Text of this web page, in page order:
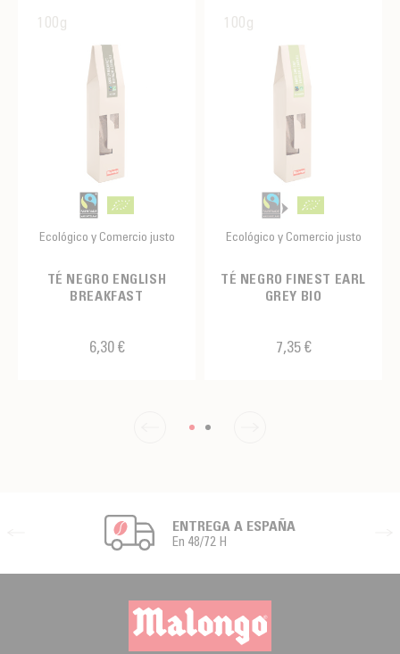
100g
Ecológico y Comercio justo
TÉ NEGRO ENGLISH
BREAKFAST
6,30 €
100g
Ecológico y Comercio justo
TÉ NEGRO FINEST EARL
GREY BIO
7,35 €
ENTREGA A ESPAÑA
En 48/72 H